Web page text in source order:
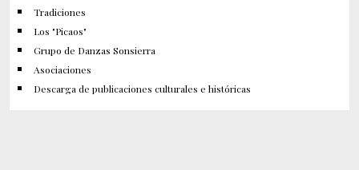
Tradiciones
Los "Picaos"
Grupo de Danzas Sonsierra
Asociaciones
Descarga de publicaciones culturales e históricas